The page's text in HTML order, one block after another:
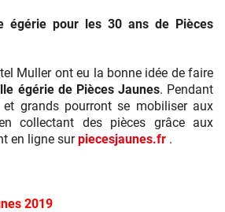
égérie pour les 30 ans de Pièces
Muller ont eu la bonne idée de faire
égérie de Pièces Jaunes. Pendant
grands pourront se mobiliser aux
collectant des pièces grâce aux
en ligne surpiecesjaunes.fr .
2019